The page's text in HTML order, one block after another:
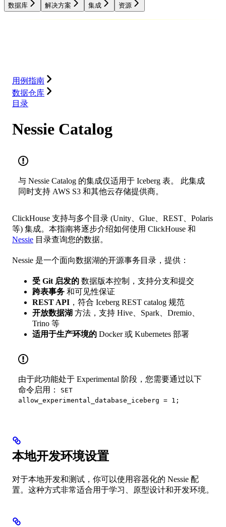
数据库 解决方案 集成 资源
用例指南
数据仓库
目录
Nessie Catalog
与 Nessie Catalog 的集成仅适用于 Iceberg 表。 此集成
同时支持 AWS S3 和其他云存储提供商。
ClickHouse 支持与多个目录 (Unity、Glue、REST、Polaris
等) 集成。本指南将逐步介绍如何使用 ClickHouse 和
Nessie 目录查询您的数据。
Nessie 是一个面向数据湖的开源事务目录，提供：
受 Git 启发的 数据版本控制，支持分支和提交
跨表事务 和可见性保证
REST API ，符合 Iceberg REST catalog 规范
开放数据湖 方法，支持 Hive、Spark、Dremio、
Trino 等
适用于生产环境的 Docker 或 Kubernetes 部署
由于此功能处于 Experimental 阶段，您需要通过以下
命令启用：
SET
allow_experimental_database_iceberg = 1;
本地开发环境设置
对于本地开发和测试，你可以使用容器化的 Nessie 配
置。这种方式非常适合用于学习、原型设计和开发环境。